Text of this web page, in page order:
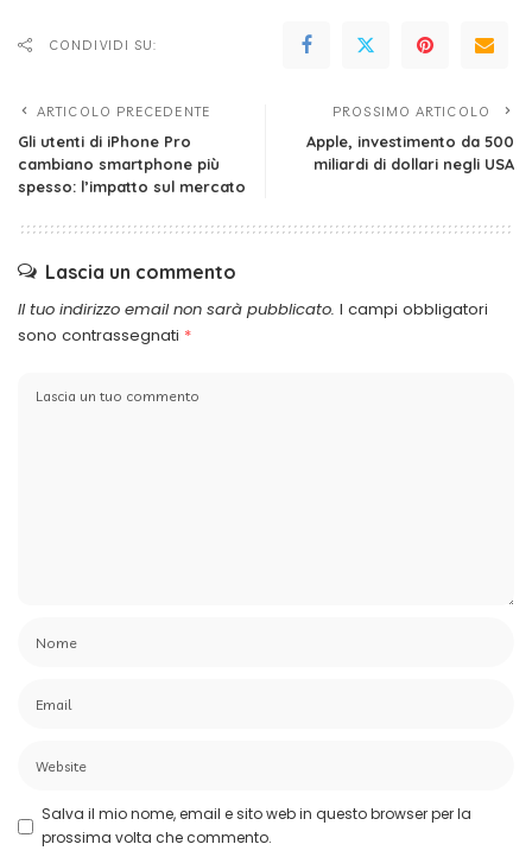
CONDIVIDI SU:
ARTICOLO PRECEDENTE
Gli utenti di iPhone Pro
cambiano smartphone più
spesso: l’impatto sul mercato
PROSSIMO ARTICOLO
Apple, investimento da 500
miliardi di dollari negli USA
Lascia un commento
Il tuo indirizzo email non sarà pubblicato. I campi obbligatori
sono contrassegnati *
Salva il mio nome, email e sito web in questo browser per la
prossima volta che commento.